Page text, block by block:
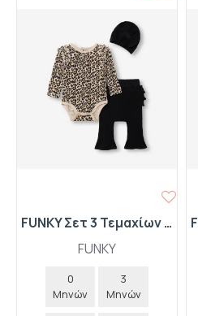
FUNKY
FUNKY Σετ 3 Τεμαχίων Κορμάκι Λεοπάρ-Παντελόνι με Βολάν-Τουρμπάνι 227-060135-1 Μαύρο
0
Μηνών
3
Μηνών